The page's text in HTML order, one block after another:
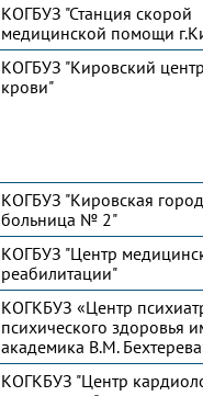
КОГБУЗ "Станция скорой
медицинской помощи
КОГБУЗ "Кировский
крови"
КОГБУЗ "Кировская
больница № 2"
КОГБУЗ "Центр
реабилитации"
КОГКБУЗ «Центр
психического здоровья
академика В.М.
КОГКБУЗ "Центр